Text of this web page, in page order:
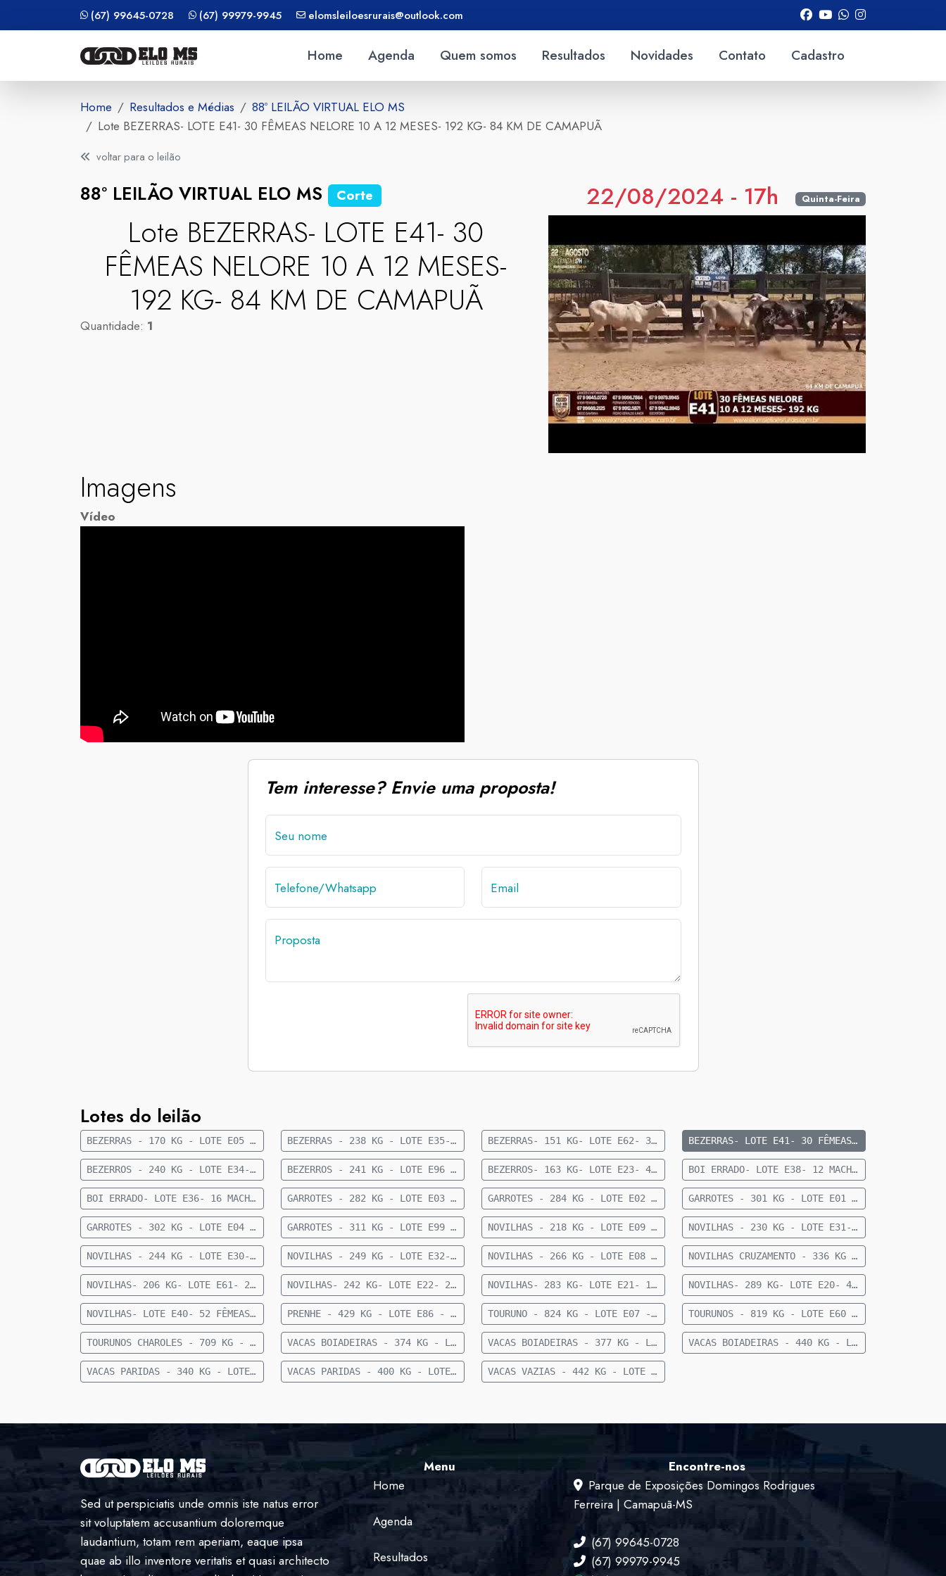
(67) 99645-0728 (67) 99979-9945 elomsleiloesrurais@outlook.com
Home Agenda Quem somos Resultados Novidades Contato Cadastro
Home Resultados e Médias
88º LEILÃO VIRTUAL ELO MS
Lote BEZERRAS- LOTE E41- 30 FÊMEAS NELORE 10 A 12 MESES- 192 KG- 84 KM DE CAMAPUÃ
voltar para o leilão
88º LEILÃO VIRTUAL ELO MS Corte 22/08/2024 - 17h Quinta-Feira
Lote BEZERRAS- LOTE E41- 30
FÊMEAS NELORE 10 A 12 MESES-
192 KG- 84 KM DE CAMAPUÃ
Quantidade: 1
Imagens
Vídeo
Tem interesse? Envie uma proposta!
Seu nome
Telefone/Whatsapp Email
Proposta
Lotes do leilão
BEZERRAS - 170 KG - LOTE E05 - 41 FÊMEAS NELORE 8 A 10 MESES - 170 KG - 35 KM DE CAMAPUÃ BEZERRAS - 238 KG - LOTE E35- 24 FÊMEAS 1/2 CRUZAMENTO INDUSTRIAL 9 MESES- 238 KG- 56 KM DE FIGUEIRÃO BEZERRAS- 151 KG- LOTE E62- 36 FEMEAS NELORE- 8 A 10 MESES- 151 KG- 70 KM DE CAMAPUA SENTIDO PARAISO DAS AGUAS BEZERRAS- LOTE E41- 30 FÊMEAS NELORE 10 A 12 MESES- 192 KG- 84 KM DE CAMAPUÃ
BEZERROS - 240 KG - LOTE E34- 36 MACHOS 1/2 SANGUE CRUZAMENTO INDUSTRIAL 9 MESES- 240 KG- 56 KM DE FIGUEIRÃO BEZERROS - 241 KG - LOTE E96 - 36 MACHOS SENDO 11 ANGUS E 25 NELORE - 8 A 10 MESES - 241 KG - 77 KM DE CAMAPUÃ SENTIDO PARAÍSO DAS ÁGUAS BEZERROS- 163 KG- LOTE E23- 45 MACHOS NELORE- 8 A 10 MESES- 163 KG- 70 KM DE CAMAPUA SENTIDO PARAISO DAS AGUAS BOI ERRADO- LOTE E38- 12 MACHOS NELORE- 18 A 20 MESES- 615 KG - 27 KM DE CAMAPUÃ
BOI ERRADO- LOTE E36- 16 MACHOS NELORE- 18 A 20 MESES- 449 KG - 27 KM DE CAMAPUÃ GARROTES - 282 KG - LOTE E03 - 34 MACHOS CRUZADOS 15 MESES - 282 KG - 60 KM DE CAMAPUÃ GARROTES - 284 KG - LOTE E02 - 28 MACHOS NELORE 15 MESES - 284 KG - 60 KM DE CAMAPUÃ GARROTES - 301 KG - LOTE E01 - 64 MACHOS NELORE 15 MESES - 301 KG - 60 KM DE CAMAPUÃ
GARROTES - 302 KG - LOTE E04 - 27 MACHOS ANGUS 15 MESES - 302 KG - 60 KM DE CAMAPUÃ GARROTES - 311 KG - LOTE E99 - 37 MACHOS NELORE 15 A 20 MESES - 311 KG - 60 KM DE CAMAPUÃ NOVILHAS - 218 KG - LOTE E09 - 21 FÊMEAS ANELORADAS 12 A 15 MESES - 218 KG - 35 KM DE CAMAPUÃ NOVILHAS - 230 KG - LOTE E31- 26 FÊMEAS ANELORADAS 12 A 15 MESES- 230 KG- 73 KM DE CAMAPUÃ
NOVILHAS - 244 KG - LOTE E30- 23 FÊMEAS 1/2 CRUZAMENTO INDUSTRIAL 12 A 15 MESES- 244 KG- 73 KM DE CAMAPUÃ NOVILHAS - 249 KG - LOTE E32- 27 FÊMEAS ANELORADAS 12 A 15 MESES- 249 KG- 73 KM DE CAMAPUÃ NOVILHAS - 266 KG - LOTE E08 - 22 FÊMEAS NELORE 12 A 15 MESES - 266 KG - 43 KM DE CAMAPUÃ SENTIDO FIGUEIRÃO NOVILHAS CRUZAMENTO - 336 KG - LOTE E06 - 33 FÊMEAS MEIO SANGUE CHAROLÊS 12 A 15 MESES - 336 KG - 36KM DE CAMAPUÃ
NOVILHAS- 206 KG- LOTE E61- 22 FEMEAS NELORE- 12 A 15 MESES- 206 KG- 70 KM DE CAMAPUA SENTIDO FIGUEIRAO NOVILHAS- 242 KG- LOTE E22- 23 FEMEAS NELORE- 12 A 15 MESES- 242 KG- 70 KM DE CAMAPUA SENTIDO FIGUEIRAO NOVILHAS- 283 KG- LOTE E21- 10 FEMEAS CRUZADAS- 12 A 15 MESES- 283 KG- 70 KM DE CAMAPUA SENTIDO PARAISO DAS AGUAS NOVILHAS- 289 KG- LOTE E20- 40 FEMEAS NELORE- 18 A 24 MESES- 289 KG- 70 KM DE CAMAPUA SENTIDO FIGUEIRAO
NOVILHAS- LOTE E40- 52 FÊMEAS NELORE 15 MESES- 255 KG- 84 KM DE CAMAPUÃ PRENHE - 429 KG - LOTE E86 - 18 FÊMEAS NELORE PRENHE (TERÇO FINAL) - 429 KG - 50 KM DE CAMAPUÃ SENTIDO PARAISO DAS AGUAS TOURUNO - 824 KG - LOTE E07 - 1 TOURUNO NELORE - 824 KG - 35 KM DE CAMAPUÃ TOURUNOS - 819 KG - LOTE E60 - 5 TOURUNOS NELORE - 819 KG - 36 KM DE CAMAPUÃ
TOURUNOS CHAROLES - 709 KG - LOTE E80 - 3 TOURUNOS CHAROLÊS - 709 KG - 36 KM DE CAMAPUÃ VACAS BOIADEIRAS - 374 KG - LOTE E92 - 30 VACAS BOIADEIRAS NELORE - 374 KG - 50 KM DE CAMAPUÃ SENTIDO PARAÍSO VACAS BOIADEIRAS - 377 KG - LOTE E83 - 11 VACAS BOIADEIRA NELORE SEM DG - 377 KG - 28 KM DE CAMAPUÃ VACAS BOIADEIRAS - 440 KG - LOTE E93 - 27 VACAS BOIADEIRAS NELORE - 440KG - 50 KM DE CAMAPUÃ SENTIDO PARAÍSO
VACAS PARIDAS - 340 KG - LOTE E88 - 21 VACAS PARIDAS (11 MACHOS E 10 FÊMEAS) - 340 KG - 28 KM DE CAMAPUÃ SENTIDO SÃO PEDRO VACAS PARIDAS - 400 KG - LOTE E89 - 7 VACAS PARIDAS (4 MACHOS E 3 FÊMEAS) - 400 KG - 50 KM DE CAMAPUÃ SENTIDO PARAISO VACAS VAZIAS - 442 KG - LOTE E82 - 20 VACAS VAZIAS - 442 KG - 63 KM DE CAMAPUÃ SENTIDO PARAÍSO
Sed ut perspiciatis unde omnis iste natus error
sit voluptatem accusantium doloremque
laudantium, totam rem aperiam, eaque ipsa
quae ab illo inventore veritatis et quasi architecto
Menu
Home
Agenda
Resultados
Encontre-nos
Parque de Exposições Domingos Rodrigues
Ferreira | Camapuã-MS
(67) 99645-0728
(67) 99979-9945